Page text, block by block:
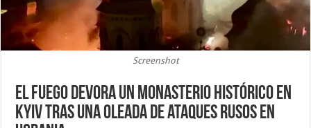
Screenshot
El fuego devora un monasterio histórico en
Kyiv tras una oleada de ataques rusos en